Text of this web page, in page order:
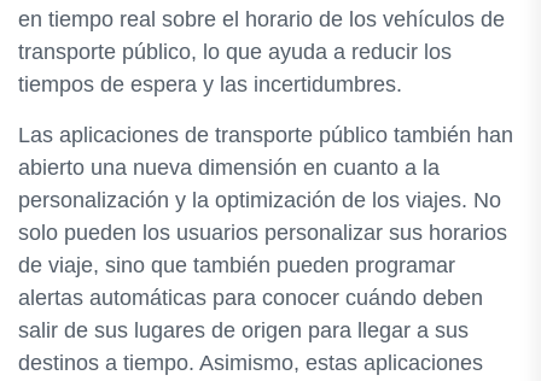
en tiempo real sobre el horario de los vehículos de
transporte público, lo que ayuda a reducir los
tiempos de espera y las incertidumbres.
Las aplicaciones de transporte público también han
abierto una nueva dimensión en cuanto a la
personalización y la optimización de los viajes. No
solo pueden los usuarios personalizar sus horarios
de viaje, sino que también pueden programar
alertas automáticas para conocer cuándo deben
salir de sus lugares de origen para llegar a sus
destinos a tiempo. Asimismo, estas aplicaciones